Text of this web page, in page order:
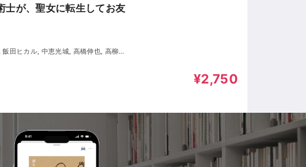
士が、聖女に転生してお友
晃平, 村上裕哉
¥2,750